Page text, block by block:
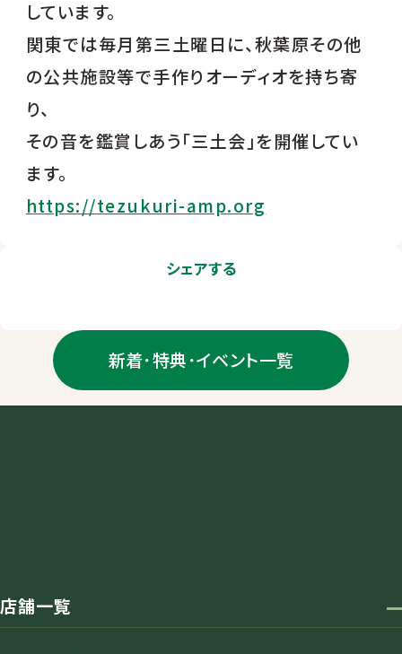
しています。
関東では毎月第三土曜日に、秋葉原その他
の公共施設等で手作りオーディオを持ち寄
り、
その音を鑑賞しあう「三土会」を開催してい
ます。
https://tezukuri-amp.org
シェアする
新着･特典･イベント一覧
店舗一覧